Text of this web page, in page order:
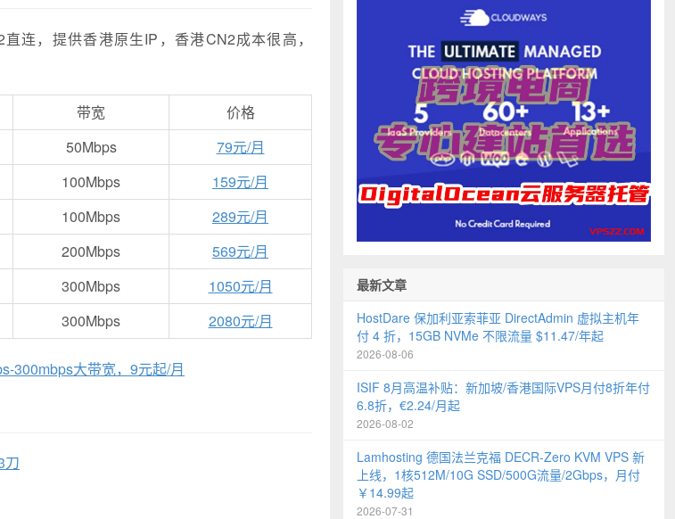
连，提供香港原生IP，香港CN2成本很高，
带宽
价格
50Mbps
79元/月
100Mbps
159元/月
100Mbps
289元/月
200Mbps
569元/月
300Mbps
1050元/月
300Mbps 2080元/月
300mbps大带宽，9元起/月
刀
最新文章
HostDare 保加利亚索菲亚 DirectAdmin 虚拟主机年
付 4 折，15GB NVMe 不限流量 $11.47/年起
2026-08-06
ISIF 8月高温补贴：新加坡/香港国际VPS月付8折年付
6.8折，€2.24/月起
2026-08-02
Lamhosting 德国法兰克福 DECR-Zero KVM VPS 新
上线，1核512M/10G SSD/500G流量/2Gbps，月付
￥14.99起
2026-07-31